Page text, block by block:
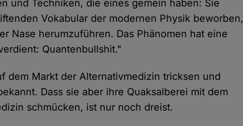
und Techniken, die eines gemein haben: Sie
Vokabular der modernen Physik beworben,
Nase herumzuführen. Das Phänomen hat eine
Quantenbullshit."
dem Markt der Alternativmedizin tricksen und
Dass sie aber ihre Quaksalberei mit dem
schmücken, ist nur noch dreist.